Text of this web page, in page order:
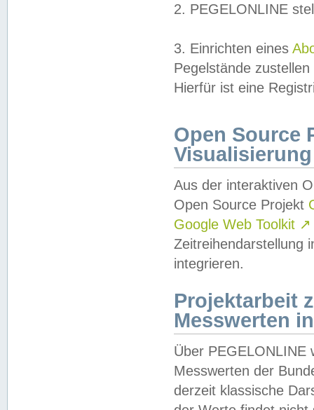
2. PEGELONLINE
3. Einrichten eines
Pegelstände
Hierfür ist eine
Open Source
Visualisierung
Aus der interaktiven
Open Source Projekt
Google Web Toolkit ↗
Zeitreihendarstellung
integrieren.
Projektarbeit
Messwerten
Über PEGELONLINE
Messwerten der
derzeit klassische